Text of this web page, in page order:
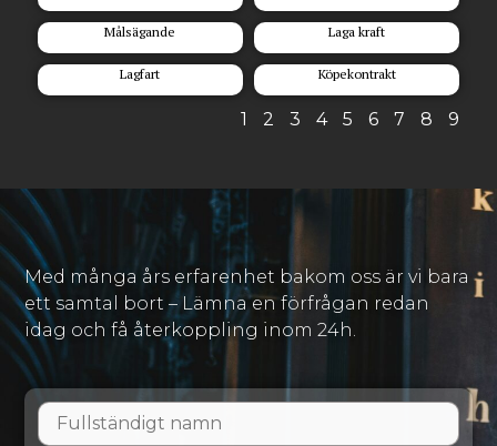
Målsägande Laga kraft
Lagfart Köpekontrakt
1 2 3 4 5 6 7 8 9
Med många års erfarenhet bakom oss är vi bara
ett samtal bort – Lämna en förfrågan redan
idag och få återkoppling inom 24h.